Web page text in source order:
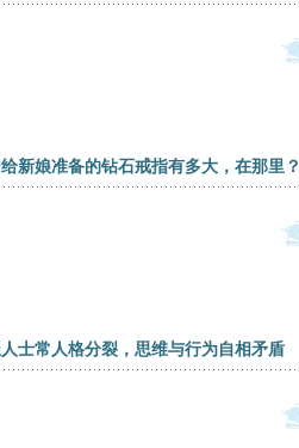
新娘准备的钻石戒指有多大，在那里？
士常人格分裂，思维与行为自相矛盾